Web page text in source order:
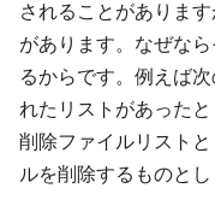
されることがありま
があります。なぜな
るからです。例えば
れたリストがあった
削除ファイルリスト
ルを削除するものとし